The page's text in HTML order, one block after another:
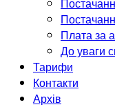
Плата за
До уваги
Тарифи
Контакти
Архів